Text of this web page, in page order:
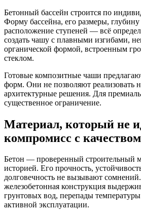
Бетонный бассейн строится по
Форму бассейна, его размеры,
расположение ступеней — всё
создать чашу с плавными изгибами,
органической формой, встроенным
стеклом.
Готовые композитные чаши
форм. Они не позволяют реализовать
архитектурные решения. Для
существенное ограничение.
Материал, который не
компромисс с качеством
Бетон — проверенный строительный
историей. Его прочность,
долговечность не вызывают
железобетонная конструкция
грунтовых вод, перепады температуры
активной эксплуатации.